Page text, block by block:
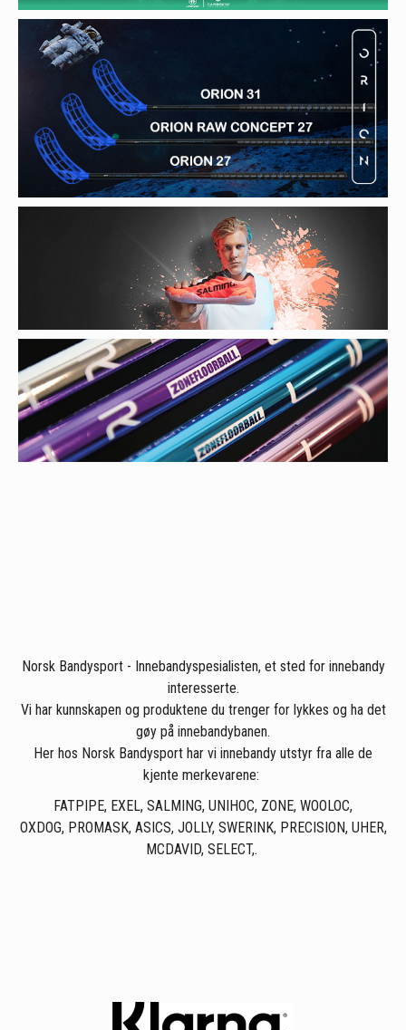
Norsk Bandysport - Innebandyspesialisten, et sted for innebandy
interesserte.
Vi har kunnskapen og produktene du trenger for lykkes og ha det
gøy på innebandybanen.
Her hos Norsk Bandysport har vi innebandy utstyr fra alle de
kjente merkevarene:
FATPIPE, EXEL, SALMING, UNIHOC, ZONE, WOOLOC,
OXDOG, PROMASK, ASICS, JOLLY, SWERINK, PRECISION, UHER,
MCDAVID, SELECT,.